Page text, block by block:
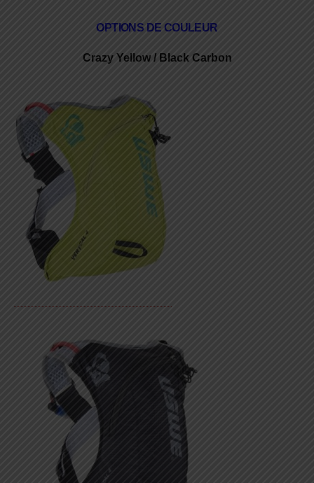
OPTIONS DE COULEUR
Crazy Yellow / Black Carbon